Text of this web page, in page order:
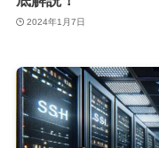
2024年1月7日